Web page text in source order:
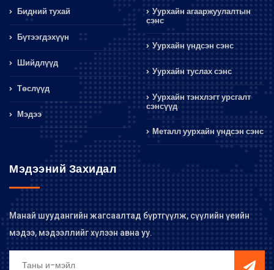
Бидний тухай
Бүтээгдэхүүн
Шийдлүүд
Төслүүд
Мэдээ
Уурхайн агааржуулалтын
сэнс
Уурхайн үндсэн сэнс
Уурхайн туслах сэнс
Уурхайн тэнхлэгт урсгалт
сэнсүүд
Металл уурхайн үндсэн сэнс
Мэдээний Захидал
Манай шуудангийн жагсаалтад бүртгүүлж, сүүлийн үеийн
мэдээ, мэдээллийг хүлээн авна уу.